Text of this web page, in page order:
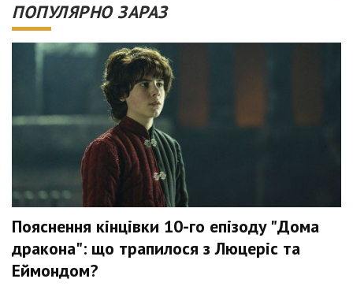
ПОПУЛЯРНО ЗАРАЗ
Пояснення кінцівки 10-го епізоду "Дома
дракона": що трапилося з Люцеріс та
Еймондом?